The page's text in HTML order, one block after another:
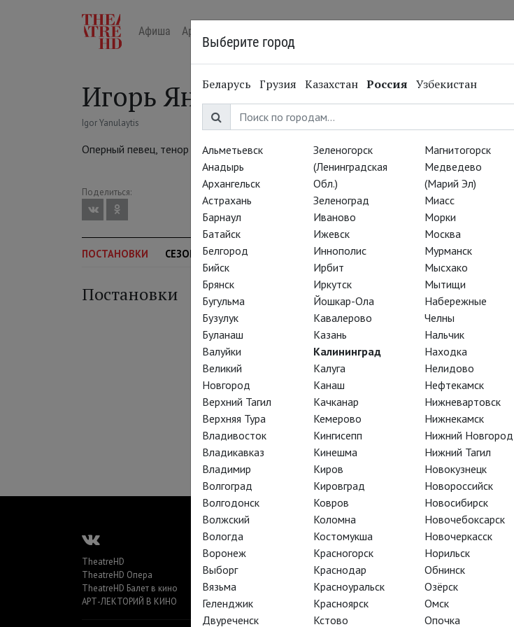
Афиша Арт-лекторий в кино
Игорь Янулайтис
Igor Yanulaytis
Оперный певец, тенор
Поделиться:
ПОСТАНОВКИ СЕЗОН
Постановки
Хованщина
TheatreHD
TheatreHD Опера
TheatreHD Балет в кино
АРТ-ЛЕКТОРИЙ В КИНО
TheatreHD
АРТ-ЛЕКТОРИЙ В КИНО
Выберите город
Беларусь Грузия Казахстан Россия Узбекистан
Альметьевск
Анадырь
Архангельск
Астрахань
Барнаул
Батайск
Белгород
Бийск
Брянск
Бугульма
Бузулук
Буланаш
Валуйки
Великий
Новгород
Верхний Тагил
Верхняя Тура
Владивосток
Владикавказ
Владимир
Волгоград
Волгодонск
Волжский
Вологда
Воронеж
Выборг
Вязьма
Геленджик
Двуреченск
Зеленогорск
(Ленинградская
Обл.)
Зеленоград
Иваново
Ижевск
Иннополис
Ирбит
Иркутск
Йошкар-Ола
Кавалерово
Казань
Калининград
Калуга
Канаш
Качканар
Кемерово
Кингисепп
Кинешма
Киров
Кировград
Ковров
Коломна
Костомукша
Красногорск
Краснодар
Красноуральск
Красноярск
Кстово
Магнитогорск
Медведево
(Марий Эл)
Миасс
Морки
Москва
Мурманск
Мысхако
Мытищи
Набережные
Челны
Нальчик
Находка
Нелидово
Нефтекамск
Нижневартовск
Нижнекамск
Нижний Новгород
Нижний Тагил
Новокузнецк
Новороссийск
Новосибирск
Новочебоксарск
Новочеркасск
Норильск
Обнинск
Озёрск
Омск
Опочка